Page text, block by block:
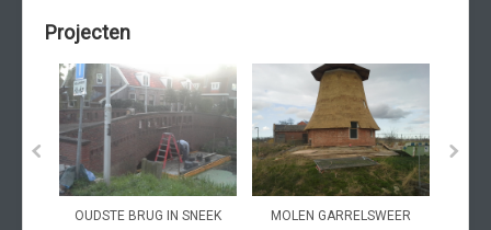
Projecten
Reinigen
Uithakken
Voegwerk
Steenreparatie
Projecten
OUDSTE BRUG IN SNEEK MOLEN GARRELSWEER